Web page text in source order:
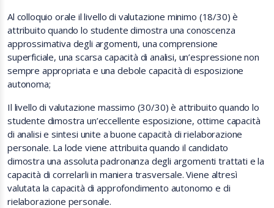
Al colloquio orale il livello di valutazione minimo (18/30) è
attribuito quando lo studente dimostra una conoscenza
approssimativa degli argomenti, una comprensione
superficiale, una scarsa capacità di analisi, un’espressione non
sempre appropriata e una debole capacità di esposizione
autonoma;
Il livello di valutazione massimo (30/30) è attribuito quando lo
studente dimostra un’eccellente esposizione, ottime capacità
di analisi e sintesi unite a buone capacità di rielaborazione
personale. La lode viene attribuita quando il candidato
dimostra una assoluta padronanza degli argomenti trattati e la
capacità di correlarli in maniera trasversale. Viene altresì
valutata la capacità di approfondimento autonomo e di
rielaborazione personale.